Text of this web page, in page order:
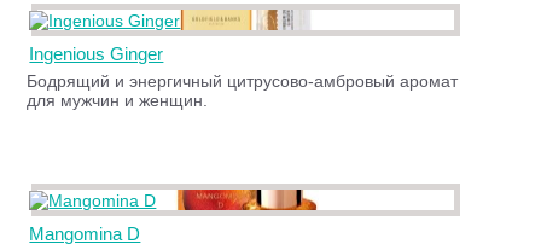
Ingenious Ginger
Бодрящий и энергичный цитрусово-амбровый аромат
для мужчин и женщин.
Mangomina D